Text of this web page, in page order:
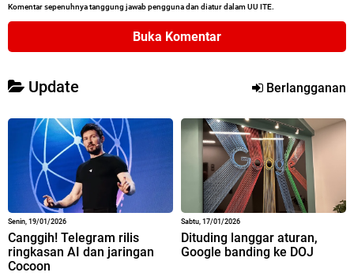
Komentar sepenuhnya tanggung jawab pengguna dan diatur dalam UU ITE.
Buka Komentar
Update Berlangganan
Senin, 19/01/2026
Canggih! Telegram rilis
ringkasan AI dan jaringan
Cocoon
Sabtu, 17/01/2026
Dituding langgar aturan,
Google banding ke DOJ